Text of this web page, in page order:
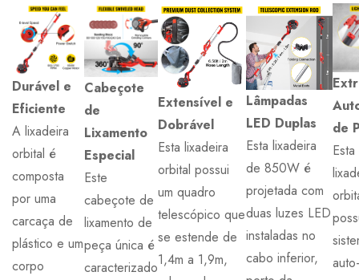
Durável e
Eficiente
A lixadeira
orbital é
composta
por uma
carcaça de
plástico e um
corpo
Cabeçote
de
Lixamento
Especial
Este
cabeçote de
lixamento de
peça única é
caracterizado
Extensível e
Dobrável
Esta lixadeira
orbital possui
um quadro
telescópico que
se estende de
1,4m a 1,9m,
Lâmpadas
LED Duplas
Esta lixadeira
de 850W é
projetada com
duas luzes LED
instaladas no
cabo inferior,
de
Esta